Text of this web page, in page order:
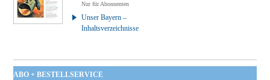
Nur für Abonnenten
Unser Bayern –
Inhaltsverzeichnisse
ABO + BESTELLSERVICE